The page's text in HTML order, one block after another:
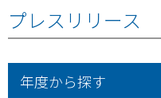
プレスリリース
年度から探す